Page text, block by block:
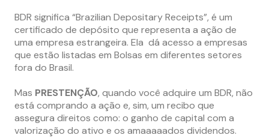
BDR significa “Brazilian Depositary Receipts”, é um
certificado de depósito que representa a ação de
uma empresa estrangeira. Ela dá acesso a empresas
que estão listadas em Bolsas em diferentes setores
fora do Brasil.
Mas PRESTENÇÃO, quando você adquire um BDR, não
está comprando a ação e, sim, um recibo que
assegura direitos como: o ganho de capital com a
valorização do ativo e os amaaaaados dividendos.